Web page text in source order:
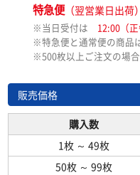
特急便（翌営業日出荷）
※当日受付は 12:00（
※特急便と通常便の商品
※500枚以上ご注文の場
販売価格
購入数
1枚 ～ 49枚
50枚 ～ 99枚